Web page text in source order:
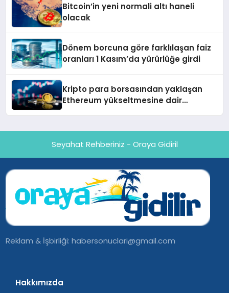
Bitcoin’in yeni normali altı haneli
olacak
Dönem borcuna göre farklılaşan faiz
oranları 1 Kasım’da yürürlüğe girdi
Kripto para borsasından yaklaşan
Ethereum yükseltmesine dair
Seyahat Rehberiniz - Oraya Gidiril
Reklam & İşbirliği:habersonuclari@gmail.com
Hakkımızda